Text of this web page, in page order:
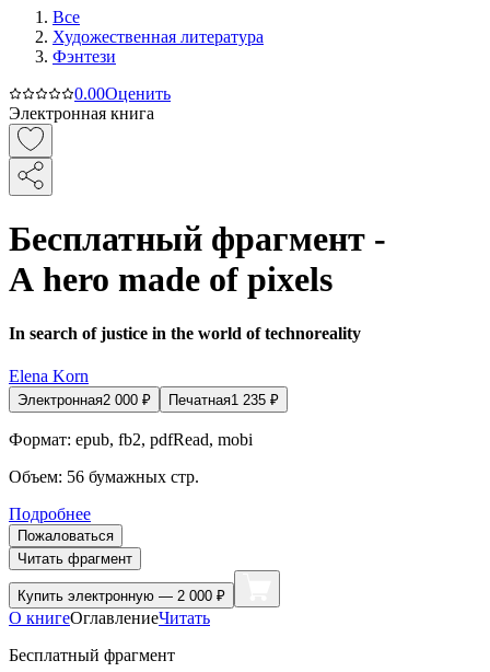
Все
Художественная литература
Фэнтези
0.00Оценить
Электронная книга
Бесплатный фрагмент -
A hero made of pixels
In search of justice in the world of technoreality
Elena Korn
Электронная2 000 ₽ Печатная1 235 ₽
Формат: epub, fb2, pdfRead, mobi
Объем: 56 бумажных стр.
Подробнее
Пожаловаться
Читать фрагмент
Купить электронную — 2 000 ₽
О книгеОглавлениеЧитать
Бесплатный фрагмент